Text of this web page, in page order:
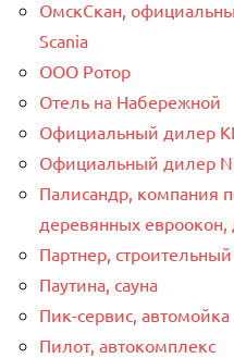
ОмскСкан,
Scania
ООО Ротор
Отель на Набережной
Официальный дилер
Официальный дилер
Палисандр, компания
деревянных евроокон,
Партнер,
Паутина, сауна
Пик-сервис, автомойка
Пилот, автокомплекс